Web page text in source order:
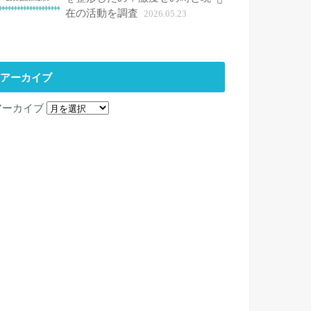
在の活動を調査
2026.05.23
アーカイブ
カイブ